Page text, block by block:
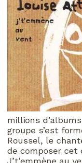
millions
groupe s’est
Roussel, le
de composer cet
J’t’emmène au